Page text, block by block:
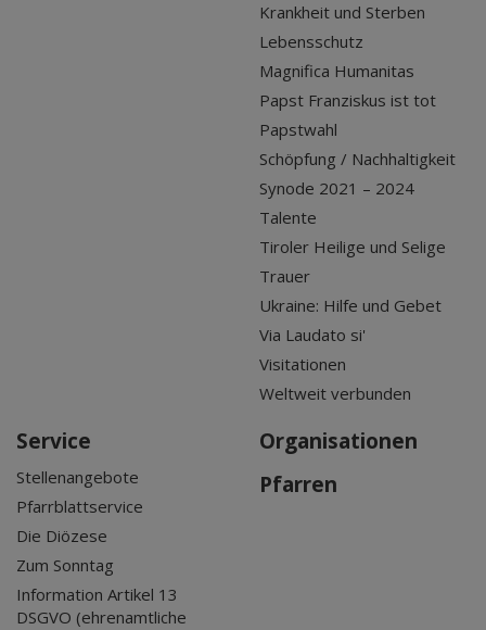
Krankheit und Sterben
Lebensschutz
Magnifica Humanitas
Papst Franziskus ist tot
Papstwahl
Schöpfung / Nachhaltigkeit
Synode 2021 – 2024
Talente
Tiroler Heilige und Selige
Trauer
Ukraine: Hilfe und Gebet
Via Laudato si'
Visitationen
Weltweit verbunden
Service
Stellenangebote
Pfarrblattservice
Die Diözese
Zum Sonntag
Information Artikel 13
DSGVO (ehrenamtliche
Organisationen
Pfarren